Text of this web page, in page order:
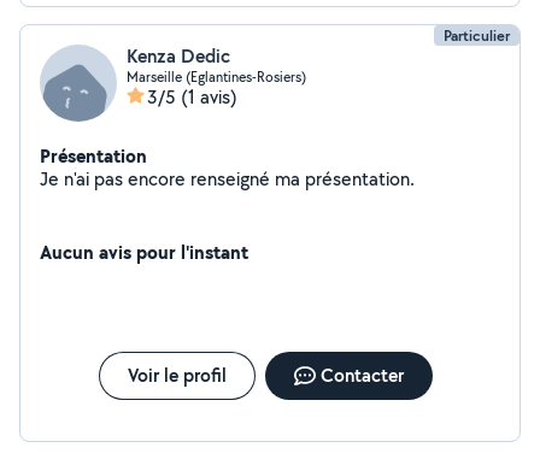
Particulier
Kenza Dedic
Marseille (Eglantines-Rosiers)
3/5 (1 avis)
Présentation
Je n'ai pas encore renseigné ma présentation.
Aucun avis pour l'instant
Voir le profil Contacter